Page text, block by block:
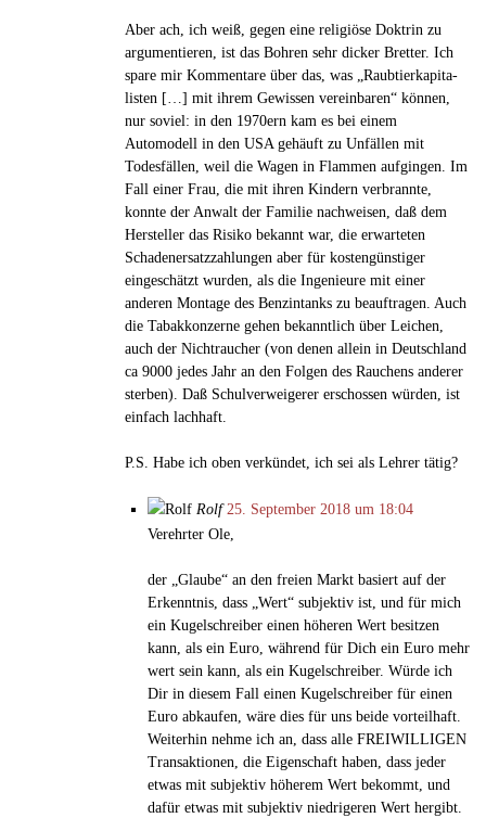
Aber ach, ich weiß, gegen eine religiöse Doktrin zu
argumentieren, ist das Bohren sehr dicker Bretter. Ich
spare mir Kommentare über das, was „Raub­tier­ka­pi­ta­
lis­ten […] mit ihrem Gewis­sen ver­ein­ba­ren“ können,
nur soviel: in den 1970ern kam es bei einem
Automodell in den USA gehäuft zu Unfällen mit
Todesfällen, weil die Wagen in Flammen aufgingen. Im
Fall einer Frau, die mit ihren Kindern verbrannte,
konnte der Anwalt der Familie nachweisen, daß dem
Hersteller das Risiko bekannt war, die erwarteten
Schadenersatzzahlungen aber für kostengünstiger
eingeschätzt wurden, als die Ingenieure mit einer
anderen Montage des Benzintanks zu beauftragen. Auch
die Tabakkonzerne gehen bekanntlich über Leichen,
auch der Nichtraucher (von denen allein in Deutschland
ca 9000 jedes Jahr an den Folgen des Rauchens anderer
sterben). Daß Schulverweigerer erschossen würden, ist
einfach lachhaft.
P.S. Habe ich oben verkündet, ich sei als Lehrer tätig?
Rolf 25. September 2018 um 18:04
Verehrter Ole,
der „Glaube“ an den freien Markt basiert auf der
Erkenntnis, dass „Wert“ subjektiv ist, und für mich
ein Kugelschreiber einen höheren Wert besitzen
kann, als ein Euro, während für Dich ein Euro mehr
wert sein kann, als ein Kugelschreiber. Würde ich
Dir in diesem Fall einen Kugelschreiber für einen
Euro abkaufen, wäre dies für uns beide vorteilhaft.
Weiterhin nehme ich an, dass alle FREIWILLIGEN
Transaktionen, die Eigenschaft haben, dass jeder
etwas mit subjektiv höherem Wert bekommt, und
dafür etwas mit subjektiv niedrigeren Wert hergibt.